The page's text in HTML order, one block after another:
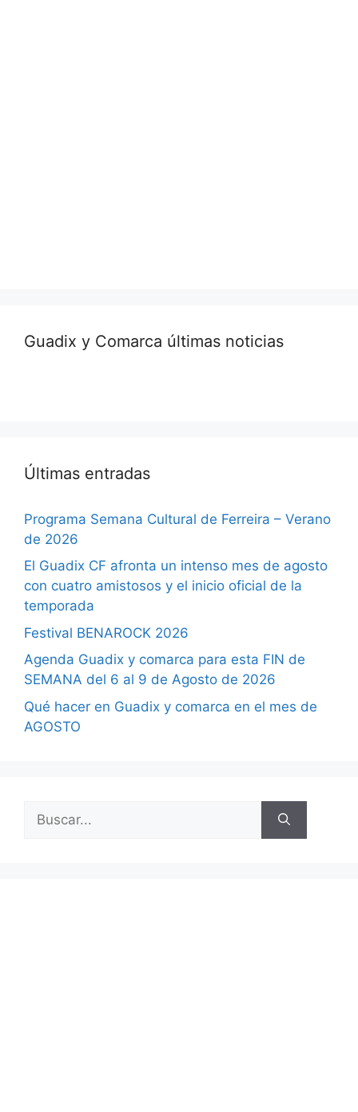
Guadix y Comarca últimas noticias
Últimas entradas
Programa Semana Cultural de Ferreira – Verano
de 2026
El Guadix CF afronta un intenso mes de agosto
con cuatro amistosos y el inicio oficial de la
temporada
Festival BENAROCK 2026
Agenda Guadix y comarca para esta FIN de
SEMANA del 6 al 9 de Agosto de 2026
Qué hacer en Guadix y comarca en el mes de
AGOSTO